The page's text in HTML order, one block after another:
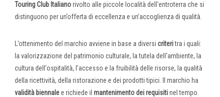
Touring Club Italianorivolto alle piccole località dell'entroterra che si
distinguono per un’offerta di eccellenza e un’accoglienza di qualità.
L’ottenimento del marchio avviene in base a diversi criteritra i quali:
la valorizzazione del patrimonio culturale, la tutela dell'ambiente, la
cultura dell'ospitalità, l'accesso e la fruibilità delle risorse, la qualità
della ricettività, della ristorazione e dei prodotti tipici. Il marchio ha
validità biennalee richiede il mantenimento dei requisitinel tempo.